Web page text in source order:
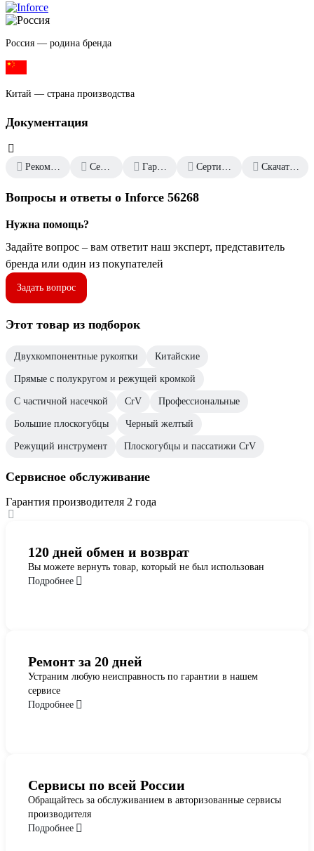
Россия — родина бренда
Китай — страна производства
Документация
Рекомендательные письма Сертификат дилера Гарантийный талон Сертификаты соответствия Скачать всю документацию
Вопросы и ответы о Inforce 56268
Нужна помощь?
Задайте вопрос – вам ответит наш эксперт, представитель
бренда или один из покупателей
Задать вопрос
Этот товар из подборок
Двухкомпонентные рукоятки Китайские
Прямые с полукругом и режущей кромкой
С частичной насечкой СrV Профессиональные
Большие плоскогубцы Черный желтый
Режущий инструмент Плоскогубцы и пассатижи CrV
Сервисное обслуживание
Гарантия производителя 2 года
120 дней обмен и возврат
Вы можете вернуть товар, который не был использован
Подробнее
Ремонт за 20 дней
Устраним любую неисправность по гарантии в нашем
сервисе
Подробнее
Сервисы по всей России
Обращайтесь за обслуживанием в авторизованные сервисы
производителя
Подробнее